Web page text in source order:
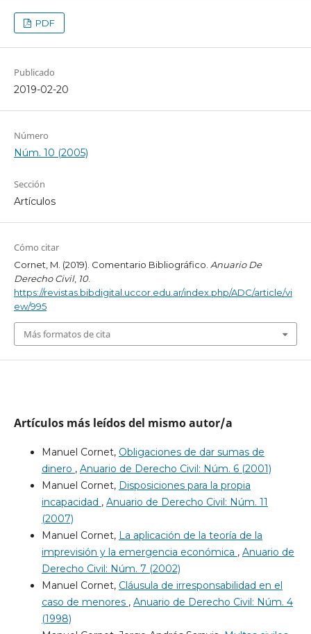
PDF
Publicado
2019-02-20
Número
Núm. 10 (2005)
Sección
Artículos
Cómo citar
Cornet, M. (2019). Comentario Bibliográfico. Anuario De
Derecho Civil, 10.
https://revistas.bibdigital.uccor.edu.ar/index.php/ADC/article/vi
ew/995
Más formatos de cita
Artículos más leídos del mismo autor/a
Manuel Cornet, Obligaciones de dar sumas de
dinero , Anuario de Derecho Civil: Núm. 6 (2001)
Manuel Cornet, Disposiciones para la propia
incapacidad , Anuario de Derecho Civil: Núm. 11
(2007)
Manuel Cornet, La aplicación de la teoría de la
imprevisión y la emergencia económica , Anuario de
Derecho Civil: Núm. 7 (2002)
Manuel Cornet, Cláusula de irresponsabilidad en el
caso de menores , Anuario de Derecho Civil: Núm. 4
(1998)